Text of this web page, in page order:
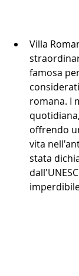
Villa
famosa
romana. I
offrendo
vita
stata